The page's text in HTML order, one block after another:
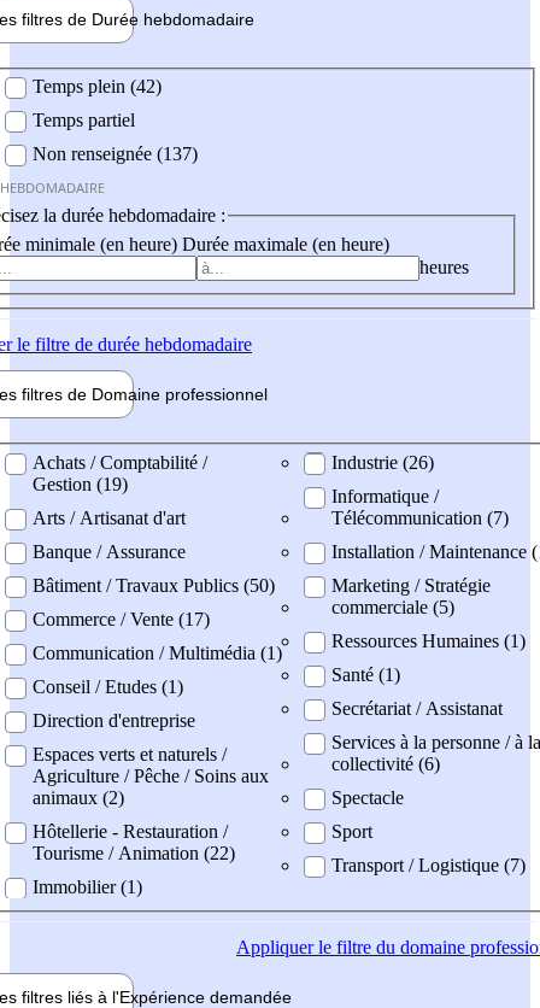
filtres de Durée hebdomadaire
Temps plein (42)
Temps partiel
Non renseignée (137)
la durée hebdomadaire :
minimale (en heure) Durée maximale (en heure)
heures
le filtre de durée hebdomadaire
filtres de Domaine professionnel
professionel
Achats / Comptabilité /
Gestion (19)
Arts / Artisanat d'art
Banque / Assurance
Bâtiment / Travaux Publics (50)
Commerce / Vente (17)
Communication / Multimédia (1)
Conseil / Etudes (1)
Direction d'entreprise
Espaces verts et naturels /
Agriculture / Pêche / Soins aux
animaux (2)
Hôtellerie - Restauration /
Tourisme / Animation (22)
Immobilier (1)
Industrie (26)
Informatique /
Télécommunication (7)
Installation / Maintenance
Marketing / Stratégie
commerciale (5)
Ressources Humaines (1)
Santé (1)
Secrétariat / Assistanat
Services à la personne / à la
collectivité (6)
Spectacle
Sport
Transport / Logistique (7)
Appliquerle filtre du domaine
filtres liés à l'Expérience demandée